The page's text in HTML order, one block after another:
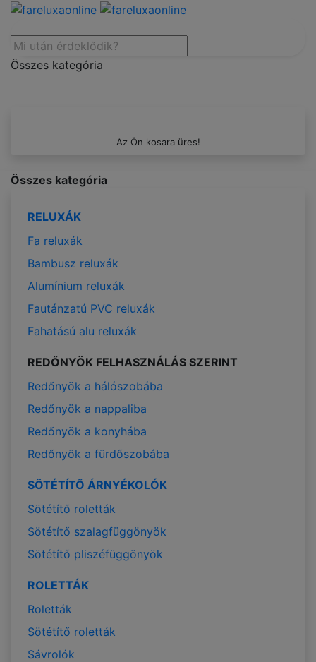
Összes kategória
Az Ön kosara üres!
Összes kategória
RELUXÁK
Fa reluxák
Bambusz reluxák
Alumínium reluxák
Fautánzatú PVC reluxák
Fahatású alu reluxák
REDŐNYÖK FELHASZNÁLÁS SZERINT
Redőnyök a hálószobába
Redőnyök a nappaliba
Redőnyök a konyhába
Redőnyök a fürdőszobába
SÖTÉTÍTŐ ÁRNYÉKOLÓK
Sötétítő roletták
Sötétítő szalagfüggönyök
Sötétítő pliszéfüggönyök
ROLETTÁK
Roletták
Sötétítő roletták
Sávrolók